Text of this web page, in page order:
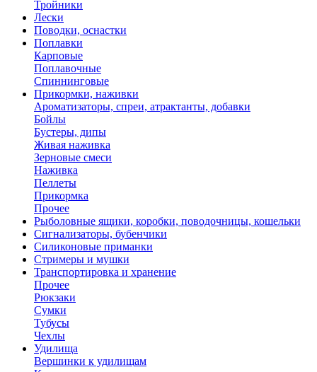
Тройники
Лески
Поводки, оснастки
Поплавки
Карповые
Поплавочные
Спиннинговые
Прикормки, наживки
Ароматизаторы, спреи, атрактанты, добавки
Бойлы
Бустеры, дипы
Живая наживка
Зерновые смеси
Наживка
Пеллеты
Прикормка
Прочее
Рыболовные ящики, коробки, поводочницы, кошельки
Сигнализаторы, бубенчики
Силиконовые приманки
Стримеры и мушки
Транспортировка и хранение
Прочее
Рюкзаки
Сумки
Тубусы
Чехлы
Удилища
Вершинки к удилищам